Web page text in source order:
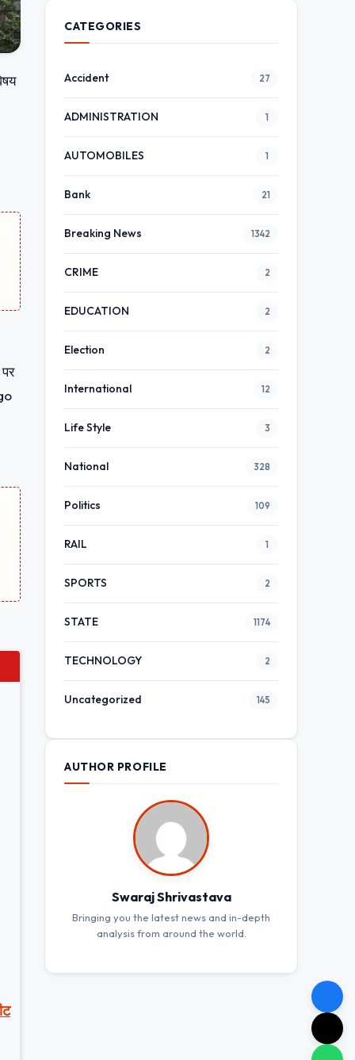
CATEGORIES
Accident 27
ADMINISTRATION 1
AUTOMOBILES 1
Bank 21
Breaking News 1342
CRIME 2
EDUCATION 2
Election 2
International 12
Life Style 3
National 328
Politics 109
RAIL 1
SPORTS 2
STATE 1174
TECHNOLOGY 2
Uncategorized 145
AUTHOR PROFILE
Swaraj Shrivastava
Bringing you the latest news and in-depth
analysis from around the world.